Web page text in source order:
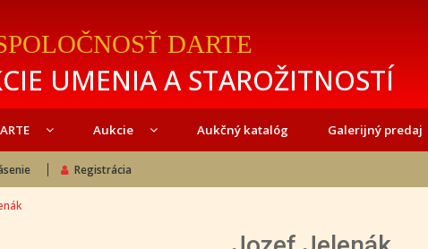
DARTE
UMENIA A STAROŽITNOSTÍ
Aukcie Aukčný katalóg Galerijný predaj
Registrácia